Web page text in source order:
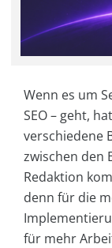
Wenn es um
SEO – geht,
verschiedene
zwischen den
Redaktion
denn für die
für mehr